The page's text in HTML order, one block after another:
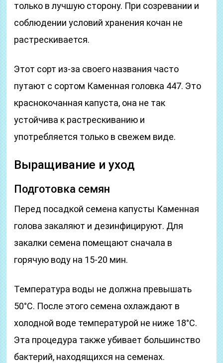
только в лучшую сторону. При созревании и
соблюдении условий хранения кочан не
растрескивается.
Этот сорт из-за своего названия часто
путают с сортом Каменная головка 447. Это
краснокочанная капуста, она не так
устойчива к растрескиванию и
употребляется только в свежем виде.
Выращивание и уход
Подготовка семян
Перед посадкой семена капусты Каменная
голова закаляют и дезинфицируют. Для
закалки семена помещают сначала в
горячую воду на 15-20 мин.
Температура воды не должна превышать
50°С. После этого семена охлаждают в
холодной воде температурой не ниже 18°С.
Эта процедура также убивает большинство
бактерий, находящихся на семенах.